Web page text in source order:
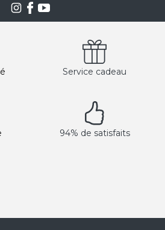
Service cadeau
94% de satisfaits